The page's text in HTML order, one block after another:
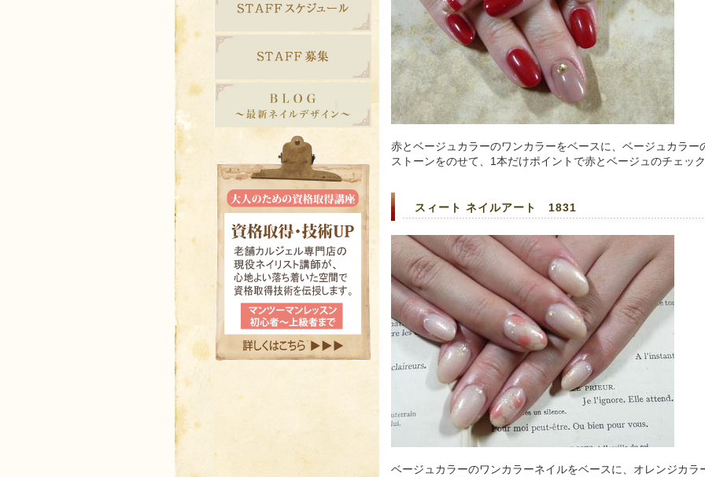
赤とベージュカラーのワンカラーをベースに、ベージュカラー
ストーンをのせて、1本だけポイントで赤とベージュのチェッ
スィート ネイルアート 1831
ベージュカラーのワンカラーネイルをベースに、オレンジカラ